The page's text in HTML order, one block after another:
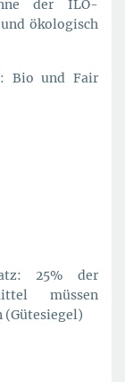
der ILO-
ökologisch
Bio und Fair
25% der
müssen
(Gütesiegel)